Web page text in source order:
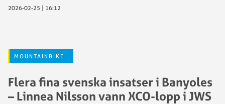
2026-02-25 | 16:12
MOUNTAINBIKE
Flera fina svenska insatser i Banyoles
– Linnea Nilsson vann XCO-lopp i JWS